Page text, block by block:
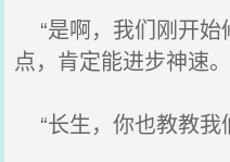
“是啊，我们刚开始
点，肯定能进步神速
“长生，你也教教我